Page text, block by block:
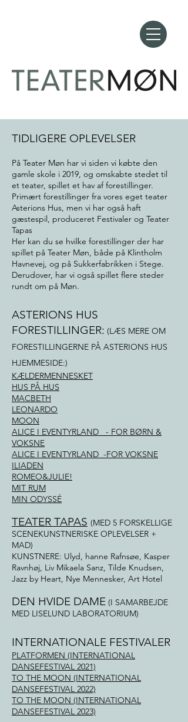
TIDLIGERE OPLEVELSER
På Teater Møn har vi siden vi købte den
gamle skole i 2019, og omskabte stedet til
et teater, spillet et hav af forestillinger.
Primært forestillinger fra vores eget teater
Asterions Hus, men vi har også haft
gæstespil, produceret Festivaler og Teater
Tapas
Her kan du se hvilke forestillinger der har
spillet på Teater Møn, både på Klintholm
Havnevej, og på Sukkerfabrikken i Stege.
Derudover, har vi også spillet flere steder
rundt om på Møn.
ASTERIONS HUS
FORESTILLINGER: (LÆS MERE OM
FORESTILLINGERNE PÅ ASTERIONS HUS
HJEMMESIDE:)
KÆLDERMENNESKET
HUS PÅ HUS
MACBETH
LEONARDO
MOON
ALICE I EVENTYRLAND - FOR BØRN &
VOKSNE
ALICE I EVENTYRLAND -FOR VOKSNE
ILIADEN
ROMEO&JULIE!
MIT RUM
MIN ODYSSÉ
TEATER TAPAS (MED 5 FORSKELLIGE
SCENEKUNSTNERISKE OPLEVELSER +
MAD)
KUNSTNERE: Ulyd, hanne Rafnsøe, Kasper
Ravnhøj, Liv Mikaela Sanz, Tilde Knudsen,
Jazz by Heart, Nye Mennesker, Art Hotel
DEN HVIDE DAME (I SAMARBEJDE
MED LISELUND LABORATORIUM)
INTERNATIONALE FESTIVALER
PLATFORMEN (INTERNATIONAL
DANSEFESTIVAL 2021)
TO THE MOON (INTERNATIONAL
DANSEFESTIVAL 2022)
TO THE MOON (INTERNATIONAL
DANSEFESTIVAL 2023)